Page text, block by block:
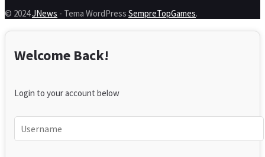
© 2024JNews - Tema WordPress SempreTopGames.
Welcome Back!
Login to your account below